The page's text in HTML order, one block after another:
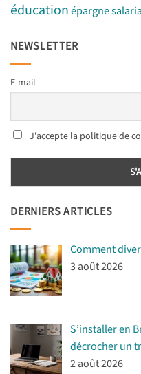
éducationépargne
NEWSLETTER
E-mail
J'accepte la politique de
DERNIERS ARTICLES
Comment
3 août 2026
S’installer en
décrocher un
2 août 2026